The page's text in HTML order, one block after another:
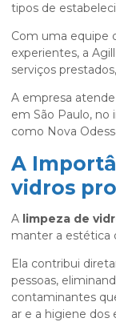
tipos de
Com uma equipe
experientes, a
serviços
A empresa
em São Paulo, no
como Nova
A
vidros
A limpeza de
manter a estética
Ela contribui
pessoas,
contaminantes
ar e a higiene dos